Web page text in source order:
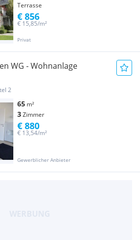
Terrasse
Privat
€ 15,85/m²
€ 856
WG - Wohnanlage
2
65 m²
3Zimmer
Gewerblicher Anbieter
€ 13,54/m²
€ 880